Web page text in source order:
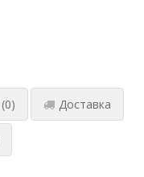
(0) Доставка